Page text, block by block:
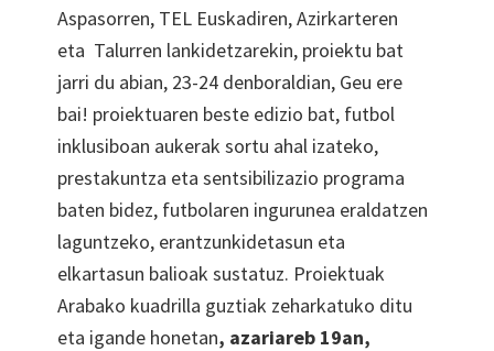
Aspasorren, TEL Euskadiren, Azirkarteren
eta Talurren lankidetzarekin, proiektu bat
jarri du abian, 23-24 denboraldian, Geu ere
bai! proiektuaren beste edizio bat, futbol
inklusiboan aukerak sortu ahal izateko,
prestakuntza eta sentsibilizazio programa
baten bidez, futbolaren ingurunea eraldatzen
laguntzeko, erantzunkidetasun eta
elkartasun balioak sustatuz. Proiektuak
Arabako kuadrilla guztiak zeharkatuko ditu
eta igande honetan, azariareb 19an,